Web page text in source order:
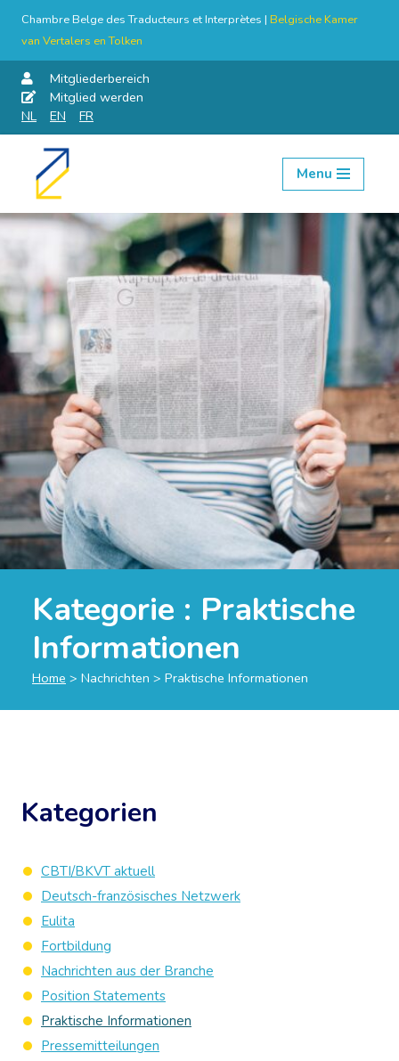
Chambre Belge des Traducteurs et Interprètes | Belgische Kamer
van Vertalers en Tolken
Mitgliederbereich
Mitglied werden
NL
EN FR
Skip
content
Menu
Kategorie : Praktische
Informationen
Home > Nachrichten > Praktische Informationen
Kategorien
CBTI/BKVT aktuell
Deutsch-französisches Netzwerk
Eulita
Fortbildung
Nachrichten aus der Branche
Position Statements
Praktische Informationen
Pressemitteilungen